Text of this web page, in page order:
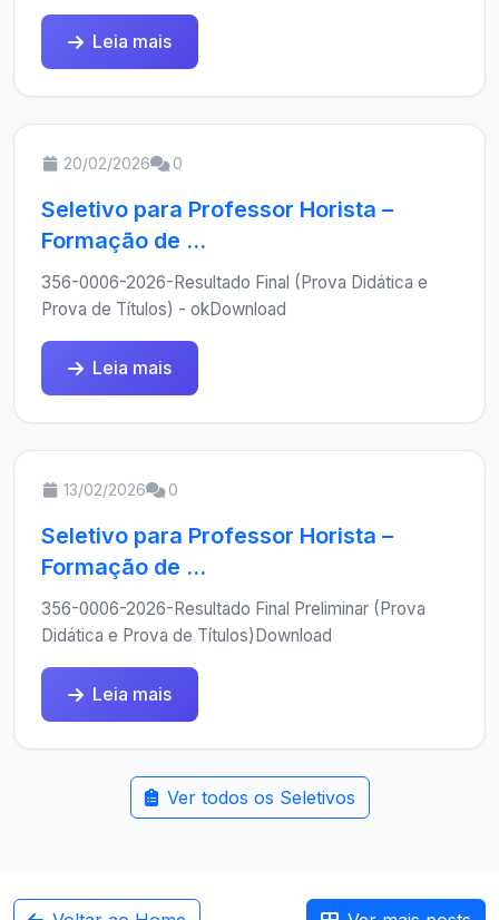
Leia mais
20/02/2026 0
Seletivo para Professor Horista –
Formação de ...
356-0006-2026-Resultado Final (Prova Didática e
Prova de Títulos) - okDownload
Leia mais
13/02/2026 0
Seletivo para Professor Horista –
Formação de ...
356-0006-2026-Resultado Final Preliminar (Prova
Didática e Prova de Títulos)Download
Leia mais
Ver todos os Seletivos